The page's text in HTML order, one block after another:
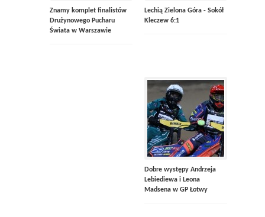
Znamy komplet finalistów
Drużynowego Pucharu
Świata w Warszawie
Lechią Zielona Góra - Sokół
Kleczew 6:1
Dobre występy Andrzeja
Lebiediewa i Leona
Madsena w GP Łotwy